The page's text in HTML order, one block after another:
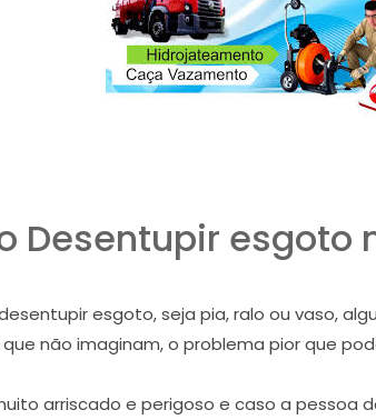
Desentupir esgoto
esgoto, seja pia, ralo ou vaso,
não imaginam, o problema pior que
e muito arriscado e perigoso e caso a